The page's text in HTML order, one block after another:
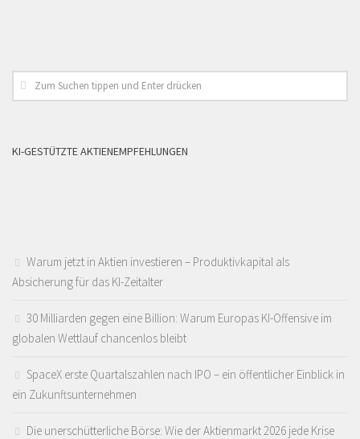
KI-GESTÜTZTE AKTIENEMPFEHLUNGEN
Warum jetzt in Aktien investieren – Produktivkapital als
Absicherung für das KI-Zeitalter
30 Milliarden gegen eine Billion: Warum Europas KI-Offensive im
globalen Wettlauf chancenlos bleibt
SpaceX erste Quartalszahlen nach IPO – ein öffentlicher Einblick in
ein Zukunftsunternehmen
Die unerschütterliche Börse: Wie der Aktienmarkt 2026 jede Krise